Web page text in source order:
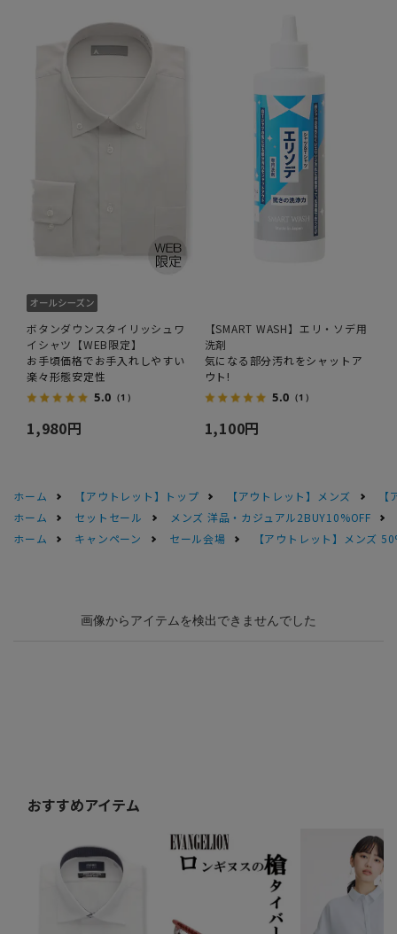
ボタンダウンスタイリッシュワ
イシャツ【WEB限定】
お手頃価格でお手入れしやすい
楽々形態安定性
5.0 （1）
1,980円
【SMART WASH】エリ・ソデ用
洗剤
気になる部分汚れをシャットア
ウト!
5.0 （1）
1,100円
ホーム 【アウトレット】トップ 【アウトレット】メンズ
ホーム
セットセール
メンズ 洋品・カジュアル2BUY10%OFF
ホーム
キャンペーン セール会場 【アウトレット】メンズ